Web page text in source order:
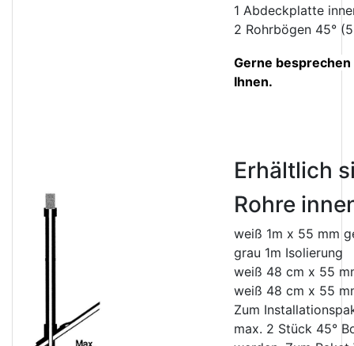
1 Abdeckplatte
2 Rohrbögen 45°
Gerne
Ihnen.
Erhältlich
Rohre
weiß 1m x 55 mm
grau 1m Isolierung
weiß 48 cm x 55
weiß 48 cm x 55
Zum
max. 2 Stück 45°